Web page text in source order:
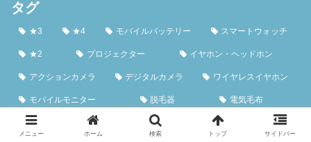
タグ
★3 ★4 モバイルバッテリー スマートウォッチ
★2 プロジェクター イヤホン・ヘッドホン
アクションカメラ デジタルカメラ ワイヤレスイヤホン
モバイルモニター 脱毛器 電気毛布
コードレス掃除機 ロボット掃除機
メニュー ホーム 検索 トップ サイドバー